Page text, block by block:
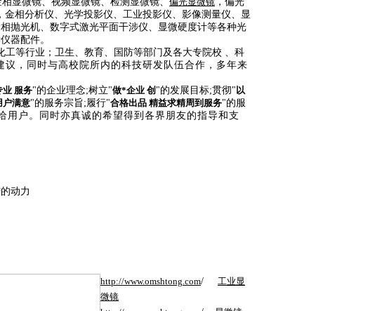
， 金相分析仪、 光学投影仪、工业投影仪、影像测量仪、显
抛光机、数字式激光平面干涉仪、显微硬度计等各种光
器配件。
等行业；卫生、教育、国防等部门及各大专院校 、科
，同时与高校院所内的科技研发队伍合作，多年来
业 服务"的企业理念;树立"做*企业 创 "的发展目标;贯彻 "以
户满意"的服务宗旨 ;履行"合格出品 精益求精周到服务"的服
用户 。
同时亦真诚的希望得到各界朋友的指导和支
动力
http://www.omshtong.com/
工业显
微镜